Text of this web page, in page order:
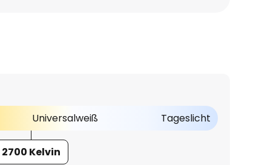
Universalweiß Tageslicht
2700 Kelvin